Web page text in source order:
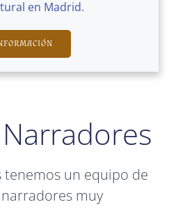
en Madrid.
tenemos un equipo de
muy